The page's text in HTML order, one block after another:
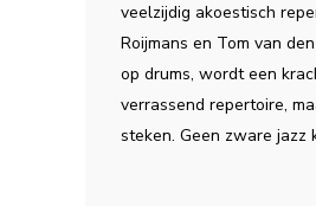
veelzijdig akoestisch
Roijmans en Tom van
op drums, wordt een
verrassend repertoire,
steken. Geen zware jazz